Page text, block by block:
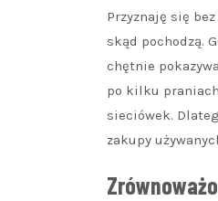
Przyznaję się
skąd pochodzą.
chętnie
po kilku
sieciówek.
zakupy